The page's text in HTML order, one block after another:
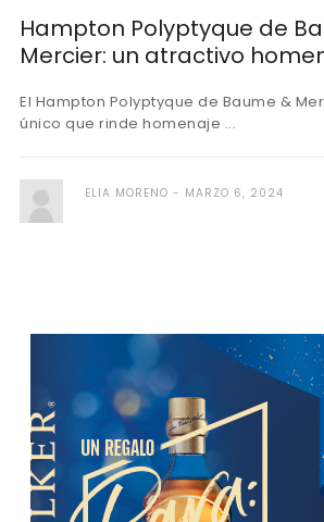
Hampton Polyptyque de
Mercier: un atractivo
El Hampton Polyptyque de Baume &
único que rinde homenaje ...
ELIA MORENO MARZO 6, 2024